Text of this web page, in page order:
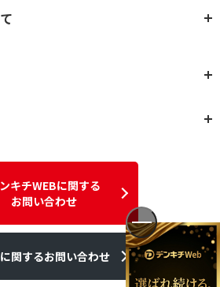
非対応
り込む
キチWEBに関する
お問い合わせ
関するお問い合わせ